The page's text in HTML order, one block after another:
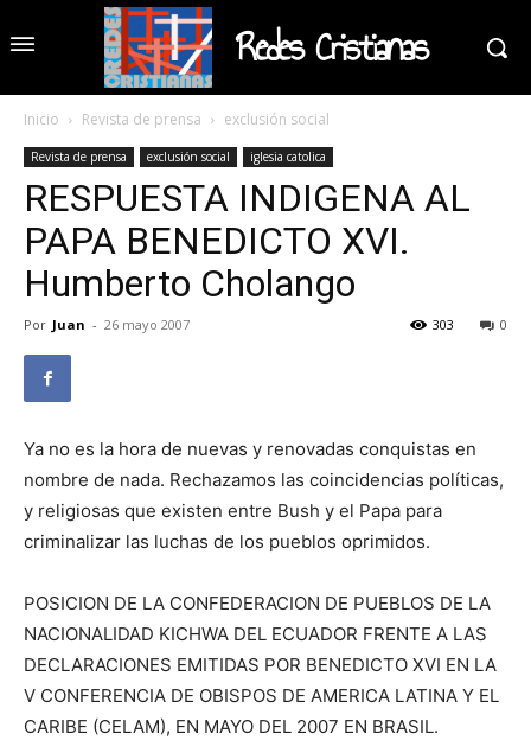
Redes Cristianas
Inicio Revista de prensa exclusión social
Revista de prensa exclusión social iglesia catolica
RESPUESTA INDIGENA AL
PAPA BENEDICTO XVI.
Humberto Cholango
Por Juan - 26 mayo 2007 0
303
Ya no es la hora de nuevas y renovadas conquistas en
nombre de nada. Rechazamos las coincidencias políticas,
y religiosas que existen entre Bush y el Papa para
criminalizar las luchas de los pueblos oprimidos.
POSICION DE LA CONFEDERACION DE PUEBLOS DE LA
NACIONALIDAD KICHWA DEL ECUADOR FRENTE A LAS
DECLARACIONES EMITIDAS POR BENEDICTO XVI EN LA
V CONFERENCIA DE OBISPOS DE AMERICA LATINA Y EL
CARIBE (CELAM), EN MAYO DEL 2007 EN BRASIL.